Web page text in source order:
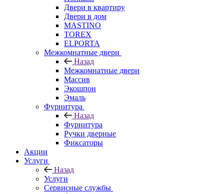
Двери в квартиру
Двери в дом
MASTINO
TOREX
ELPORTA
Межкомнатные двери
Назад
Межкомнатные двери
Массив
Экошпон
Эмаль
Фурнитура
Назад
Фурнитура
Ручки дверные
Фиксаторы
Акции
Услуги
Назад
Услуги
Сервисные службы